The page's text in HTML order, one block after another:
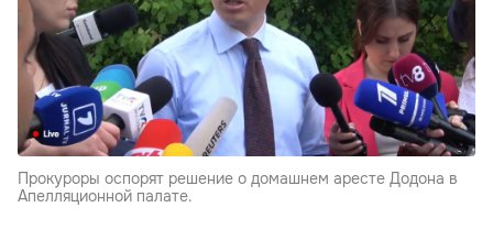
Прокуроры оспорят решение о домашнем аресте Додона в
Апелляционной палате.